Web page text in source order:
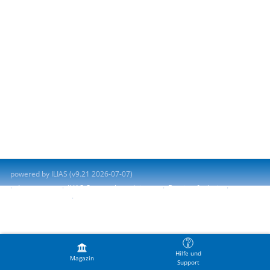
Magazin
Hilfe und
Support
powered by ILIAS (v9.21 2026-07-07)
Impressum
ILIAS-Support kontaktieren
Barrierefreiheit